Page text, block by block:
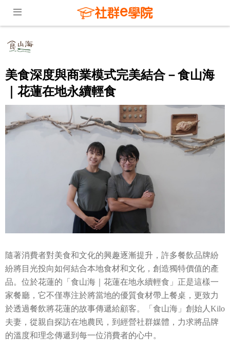
美食深度與商業模式完美結合－食山海
｜花蓮在地永續輕食
隨著消費者對美食和文化的興趣逐漸提升，許多餐飲品牌紛
紛將目光投向如何結合本地食材和文化，創造獨特價值的產
品。位於花蓮的「食山海｜花蓮在地永續輕食」正是這樣一
家餐廳，它不僅專注於將當地的優質食材帶上餐桌，更致力
於透過餐飲將花蓮的故事傳遞給顧客。「食山海」創始人Kilo
夫妻，從親自探訪在地農民，到經營社群媒體，力求將品牌
的溫度和理念傳遞到每一位消費者的心中。